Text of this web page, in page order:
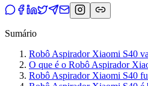
Sumário
Robô Aspirador Xiaomi S40
O que é o Robô Aspirador
Robô Aspirador Xiaomi S40